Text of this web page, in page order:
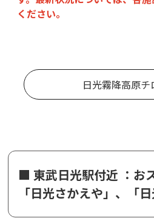
ください。
日光霧降高原
■ 東武日光駅付近 ：お
「日光さかえや」、「日